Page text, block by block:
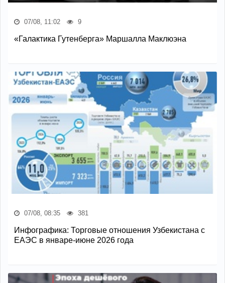
07/08, 11:02 9
«Галактика Гутенберга» Маршалла Маклюэна
07/08, 08:35 381
Инфографика: Торговые отношения Узбекистана с
ЕАЭС в январе-июне 2026 года